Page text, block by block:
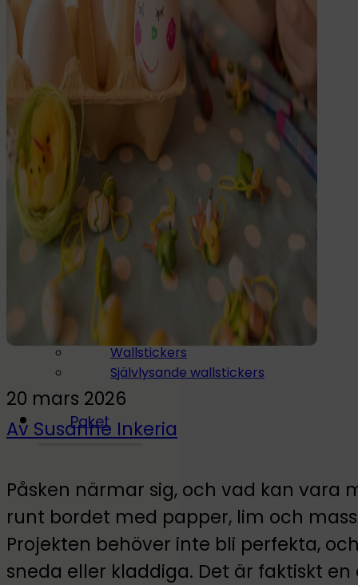
Dryck
Mat & Dryck
Dricksflaska
Barnflaska
Reservdelar
Barnrummet
Till barnrummet
Wallstickers
Självlysande wallstickers
Paket
20 mars 2026
Av Susanne Inkeria
Påsken närmar sig, och vad kan vara
runt bordet med papper, lim och
Projekten behöver inte bli perfekta,
sneda eller kladdiga. Det är faktiskt